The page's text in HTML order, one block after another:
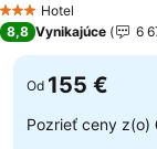
3 Počet hviezdičiek
Hotel
8,8 Vynikajúce 6
Od 155 €
Pozrieť ceny z(o)